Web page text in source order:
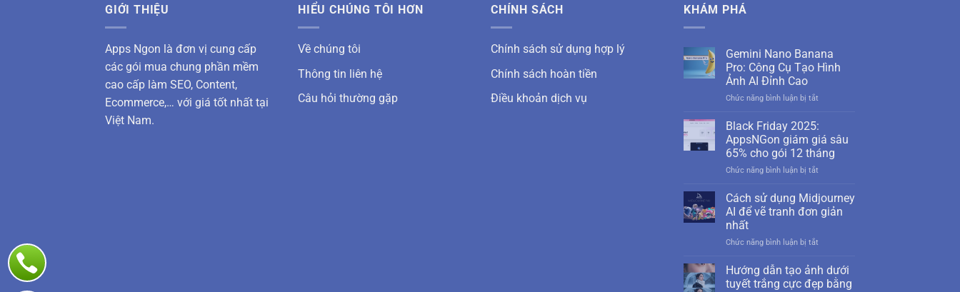
GIỚI THIỆU
Apps Ngon là đơn vị cung cấp
các gói mua chung phần mềm
cao cấp làm SEO, Content,
Ecommerce,… với giá tốt nhất tại
Việt Nam.
HIỂU CHÚNG TÔI HƠN
Về chúng tôi
Thông tin liên hệ
Câu hỏi thường gặp
CHÍNH SÁCH
Chính sách sử dụng hợp lý
Chính sách hoàn tiền
Điều khoản dịch vụ
KHÁM PHÁ
Gemini Nano Banana
Pro: Công Cụ Tạo Hình
Ảnh AI Đỉnh Cao
Chức năng bình luận bị tắt
Nano
Banana
Pro:
Công
Hình
Ảnh
AI
Black Friday 2025:
AppsNGon giám giá sâu
65% cho gói 12 tháng
Chức năng bình luận bị tắt
Friday
2025:
AppsNGon
65%
cho
Cách sử dụng Midjourney
AI để vẽ tranh đơn giản
nhất
Chức năng bình luận bị tắt
sử
dụng
Hướng dẫn tạo ảnh dưới
tuyết trắng cực đẹp bằng